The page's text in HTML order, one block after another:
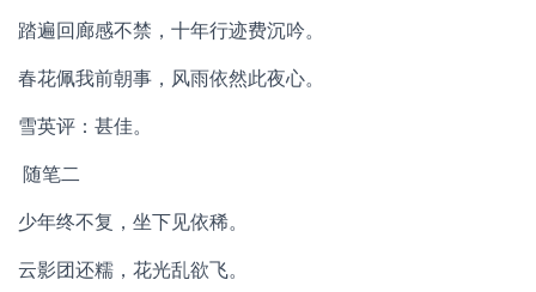
踏遍回廊感不禁，十年行迹费沉吟。
春花佩我前朝事，风雨依然此夜心。
雪英评：甚佳。
随笔二
少年终不复，坐下见依稀。
云影团还糯，花光乱欲飞。